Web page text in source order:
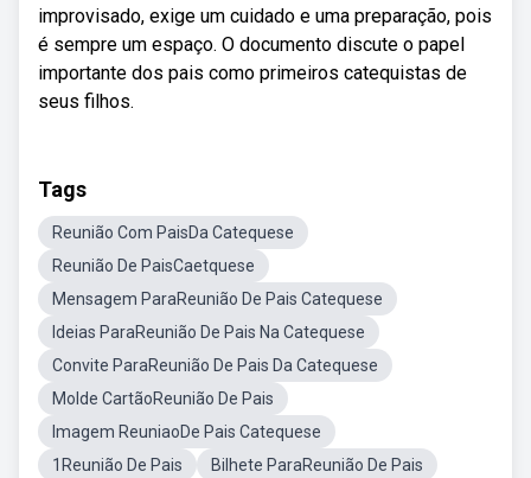
improvisado, exige um cuidado e uma preparação, pois
é sempre um espaço. O documento discute o papel
importante dos pais como primeiros catequistas de
seus filhos.
Tags
Reunião Com PaisDa Catequese
Reunião De PaisCaetquese
Mensagem ParaReunião De Pais Catequese
Ideias ParaReunião De Pais Na Catequese
Convite ParaReunião De Pais Da Catequese
Molde CartãoReunião De Pais
Imagem ReuniaoDe Pais Catequese
1Reunião De Pais
Bilhete ParaReunião De Pais